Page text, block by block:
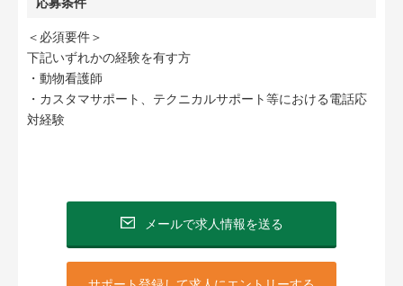
＜必須要件＞
下記いずれかの経験を有す方
・動物看護師
・カスタマサポート、テクニカルサポート等における電話応
対経験
メールで求人情報を送る